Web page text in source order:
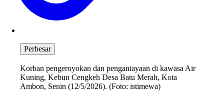
Perbesar
Korban pengeroyokan dan penganiayaan di kawasa Air
Kuning, Kebun Cengkeh Desa Batu Merah, Kota
Ambon, Senin (12/5/2026). (Foto: istimewa)